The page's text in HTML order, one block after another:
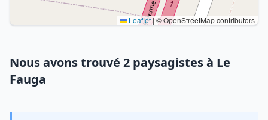
Leaflet|© OpenStreetMap contributors
Nous avons trouvé 2 paysagistes à Le
Fauga